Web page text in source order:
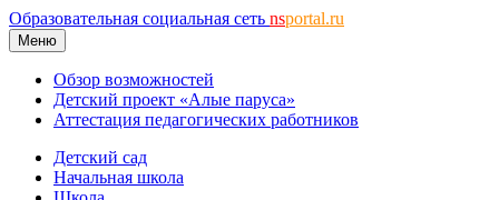
Образовательная социальная сеть nsportal.ru
Меню
Обзор возможностей
Детский проект «Алые паруса»
Аттестация педагогических работников
Детский сад
Начальная школа